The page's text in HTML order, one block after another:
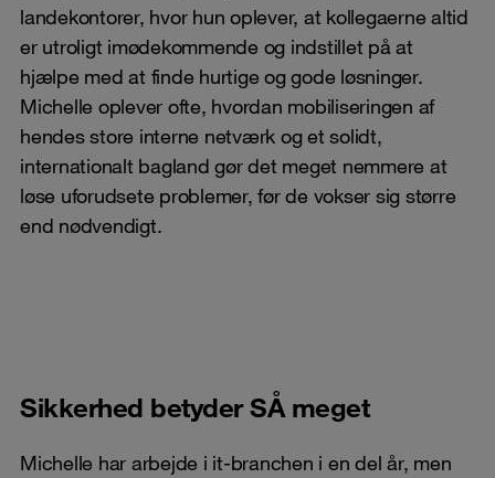
landekontorer, hvor hun oplever, at kollegaerne altid
er utroligt imødekommende og indstillet på at
hjælpe med at finde hurtige og gode løsninger.
Michelle oplever ofte, hvordan mobiliseringen af
hendes store interne netværk og et solidt,
internationalt bagland gør det meget nemmere at
løse uforudsete problemer, før de vokser sig større
end nødvendigt.
Sikkerhed betyder SÅ meget
Michelle har arbejde i it-branchen i en del år, men